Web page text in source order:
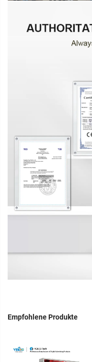
Empfohlene Produkte